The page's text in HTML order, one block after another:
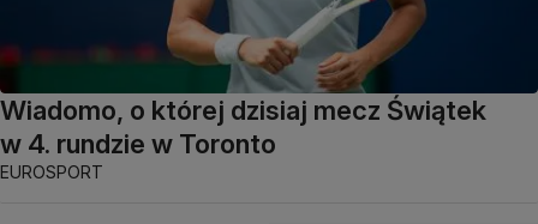
Wiadomo, o której dzisiaj mecz Świątek
w 4. rundzie w Toronto
EUROSPORT